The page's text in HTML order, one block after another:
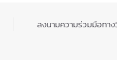
ลงนามความร่วมมือทา